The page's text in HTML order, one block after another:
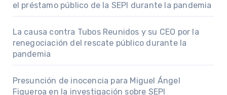
el préstamo público de la SEPI durante la pandemia
La causa contra Tubos Reunidos y su CEO por la
renegociación del rescate público durante la
pandemia
Presunción de inocencia para Miguel Ángel
Figueroa en la investigación sobre SEPI